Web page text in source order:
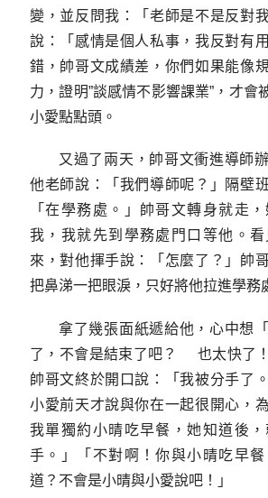
變，並反問我：「老師是不是反對
說：「感情是個人私事，我反對有
錯，帥哥文成績差，你們如果能像
力，證明”談感情不影響課業”，才會
小愛點點頭。
又過了兩天，帥哥文衝進導師
他老師說：「我們導師呢？」隔壁
「在學務處。」帥哥文轉身就走
我，我就先到學務處門口等他。
來，對他揮手說：「怎麼了？」帥
把鼻涕一把眼淚，只好將他拉進學務
拿了幾張面紙遞給他，心中想
了，不會是結束了吧？ 也太快了！
帥哥文終於開口說：「我被分手了
小愛前天才說與你在一起很開心，
我單獨約小晴吃早餐，她知道後
手。」「不對啊！你與小晴吃早
道？不會是小晴與小愛說吧！」